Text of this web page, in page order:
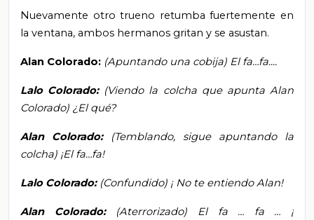
Nuevamente otro trueno retumba fuertemente en
la ventana, ambos hermanos gritan y se asustan.
Alan Colorado: (Apuntando una cobija) El fa…fa....
Lalo Colorado: (Viendo la colcha que apunta Alan
Colorado) ¿El qué?
Alan Colorado:
(Temblando, sigue apuntando la
colcha) ¡El fa…fa!
Lalo Colorado: (Confundido) ¡ No te entiendo Alan!
Alan Colorado: (Aterrorizado) El fa … fa … ¡